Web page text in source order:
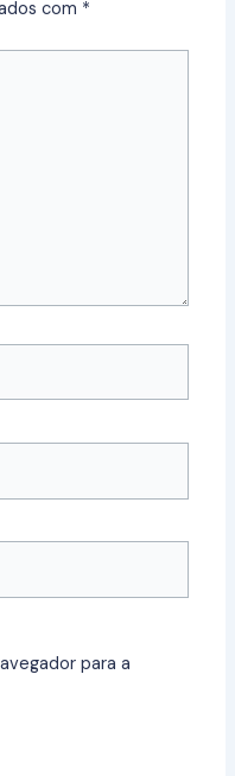
com *
para a